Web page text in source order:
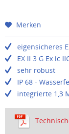
Merken
eigensicheres
EX II 3 G Ex ic
sehr robust
IP 68 -
integrierte 1,3